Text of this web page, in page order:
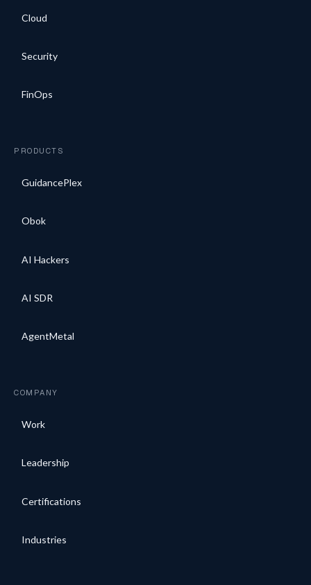
Cloud
Security
FinOps
PRODUCTS
GuidancePlex
Obok
AI Hackers
AI SDR
AgentMetal
COMPANY
Work
Leadership
Certifications
Industries